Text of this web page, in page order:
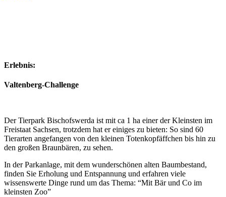
Erlebnis:
Valtenberg-Challenge
Der Tierpark Bischofswerda ist mit ca 1 ha einer der Kleinsten im
Freistaat Sachsen, trotzdem hat er einiges zu bieten: So sind 60
Tierarten angefangen von den kleinen Totenkopfäffchen bis hin zu
den großen Braunbären, zu sehen.
In der Parkanlage, mit dem wunderschönen alten Baumbestand,
finden Sie Erholung und Entspannung und erfahren viele
wissenswerte Dinge rund um das Thema: “Mit Bär und Co im
kleinsten Zoo”